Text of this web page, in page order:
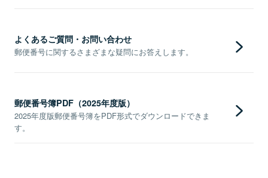
よくあるご質問・お問い合わせ
郵便番号に関するさまざまな疑問にお答えします。
郵便番号簿PDF（2025年度版）
2025年度版郵便番号簿をPDF形式でダウンロードできま
す。